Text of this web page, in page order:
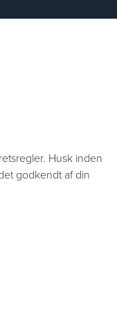
Husk inden
godkendt af din